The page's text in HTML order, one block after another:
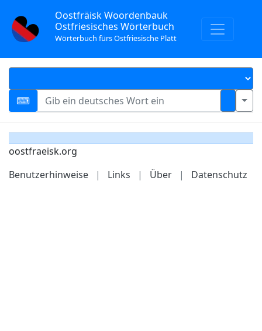
Oostfräisk Woordenbauk
Ostfriesisches Wörterbuch
Wörterbuch fürs Ostfriesische Platt
oostfraeisk.org
Benutzerhinweise
| Links | Über | Datenschutz